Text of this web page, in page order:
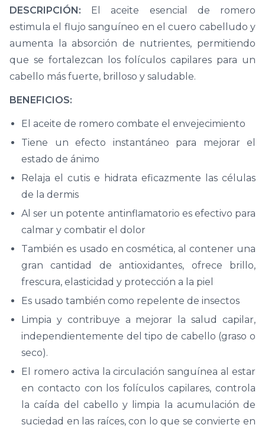
DESCRIPCIÓN: El aceite esencial de romero
estimula el flujo sanguíneo en el cuero cabelludo y
aumenta la absorción de nutrientes, permitiendo
que se fortalezcan los folículos capilares para un
cabello más fuerte, brilloso y saludable.
BENEFICIOS:
El aceite de romero combate el envejecimiento
Tiene un efecto instantáneo para mejorar el
estado de ánimo
Relaja el cutis e hidrata eficazmente las células
de la dermis
Al ser un potente antinflamatorio es efectivo para
calmar y combatir el dolor
También es usado en cosmética, al contener una
gran cantidad de antioxidantes, ofrece brillo,
frescura, elasticidad y protección a la piel
Es usado también como repelente de insectos
Limpia y contribuye a mejorar la salud capilar,
independientemente del tipo de cabello (graso o
seco).
El romero activa la circulación sanguínea al estar
en contacto con los folículos capilares, controla
la caída del cabello y limpia la acumulación de
suciedad en las raíces, con lo que se convierte en